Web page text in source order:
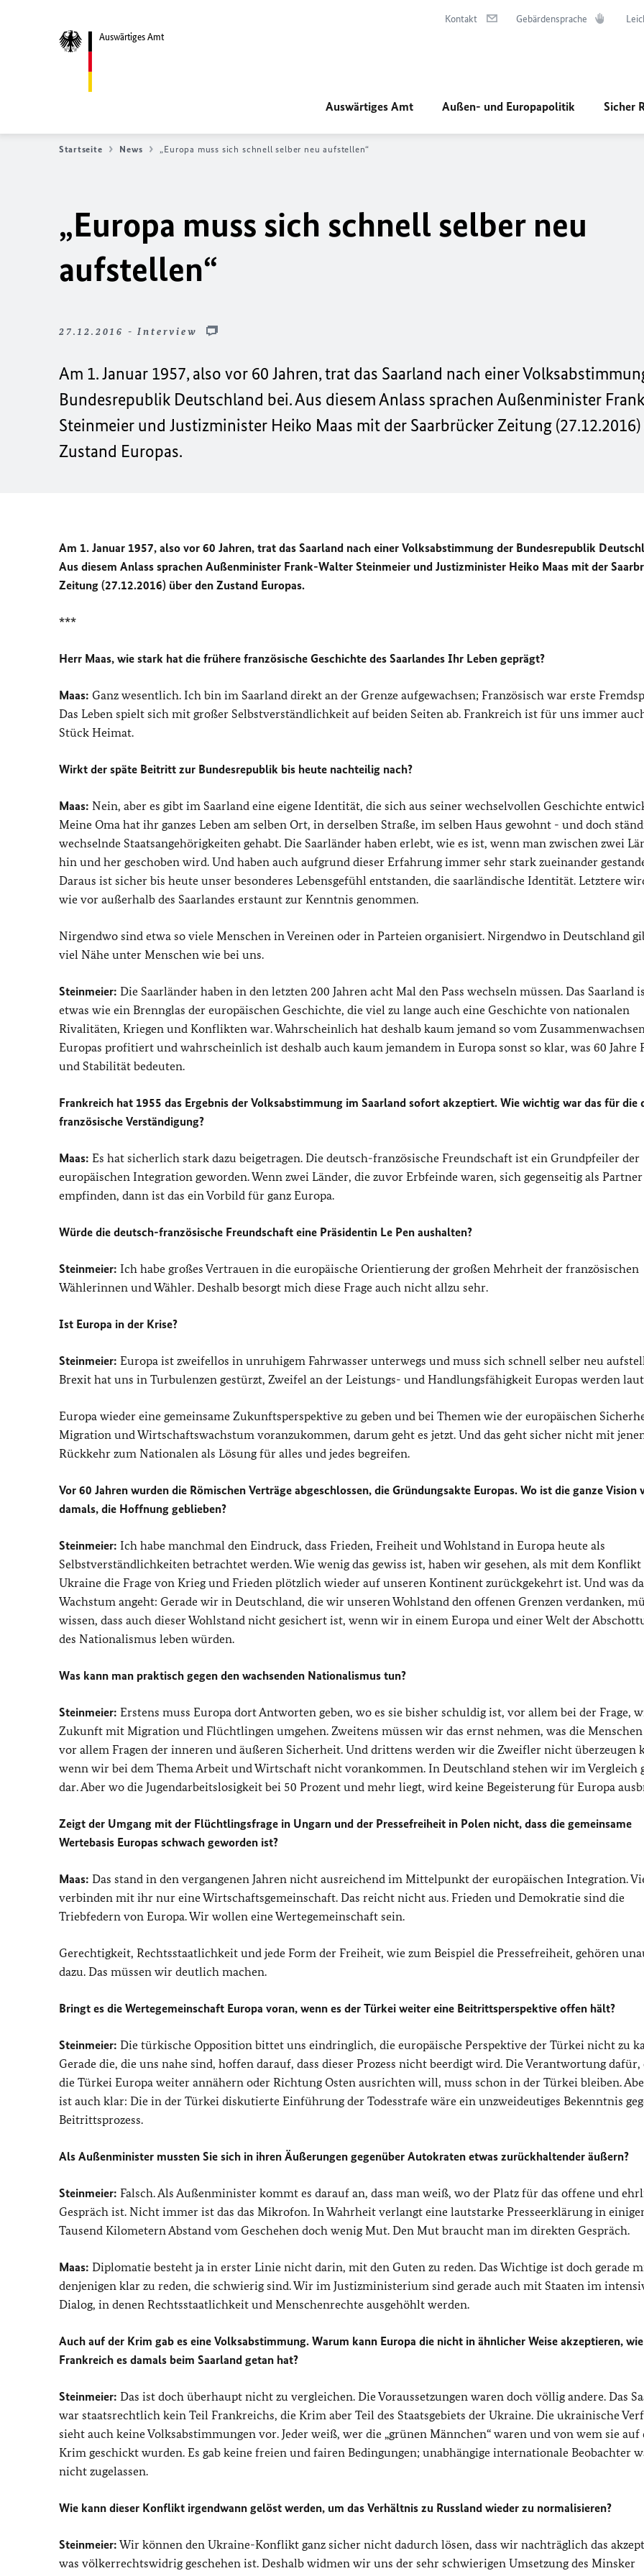
Auswärtiges Amt
Kontakt Gebärdensprache
Auswärtiges Amt Außen- und Europapolitik Sicher
Startseite News „Europa muss sich schnell selber neu aufstellen“
„Europa muss sich schnell selber neu
aufstellen“
27.12.2016 - Interview
Am 1. Januar 1957, also vor 60 Jahren, trat das Saarland nach einer
Bundesrepublik Deutschland bei. Aus diesem Anlass sprachen Außenminister
Steinmeier und Justizminister Heiko Maas mit der Saarbrücker Zeitung
Zustand Europas.
Am 1. Januar 1957, also vor 60 Jahren, trat das Saarland nach einer Volksabstimmung der Bundesrepublik
Aus diesem Anlass sprachen Außenminister Frank-Walter Steinmeier und Justizminister Heiko Maas mit der
Zeitung (27.12.2016) über den Zustand Europas.
***
Herr Maas, wie stark hat die frühere französische Geschichte des Saarlandes Ihr Leben geprägt?
Maas: Ganz wesentlich. Ich bin im Saarland direkt an der Grenze aufgewachsen; Französisch war erste
Das Leben spielt sich mit großer Selbstverständlichkeit auf beiden Seiten ab. Frankreich ist für uns immer
Stück Heimat.
Wirkt der späte Beitritt zur Bundesrepublik bis heute nachteilig nach?
Maas: Nein, aber es gibt im Saarland eine eigene Identität, die sich aus seiner wechselvollen Geschichte
Meine Oma hat ihr ganzes Leben am selben Ort, in derselben Straße, im selben Haus gewohnt - und doch
wechselnde Staatsangehörigkeiten gehabt. Die Saarländer haben erlebt, wie es ist, wenn man zwischen zwei
hin und her geschoben wird. Und haben auch aufgrund dieser Erfahrung immer sehr stark zueinander
Daraus ist sicher bis heute unser besonderes Lebensgefühl entstanden, die saarländische Identität. Letztere
wie vor außerhalb des Saarlandes erstaunt zur Kenntnis genommen.
Nirgendwo sind etwa so viele Menschen in Vereinen oder in Parteien organisiert. Nirgendwo in Deutschland
viel Nähe unter Menschen wie bei uns.
Steinmeier: Die Saarländer haben in den letzten 200 Jahren acht Mal den Pass wechseln müssen. Das Saarland
etwas wie ein Brennglas der europäischen Geschichte, die viel zu lange auch eine Geschichte von nationalen
Rivalitäten, Kriegen und Konflikten war. Wahrscheinlich hat deshalb kaum jemand so vom
Europas profitiert und wahrscheinlich ist deshalb auch kaum jemandem in Europa sonst so klar, was 60 Jahre
und Stabilität bedeuten.
Frankreich hat 1955 das Ergebnis der Volksabstimmung im Saarland sofort akzeptiert. Wie wichtig war das für die
französische Verständigung?
Maas: Es hat sicherlich stark dazu beigetragen. Die deutsch-französische Freundschaft ist ein Grundpfeiler der
europäischen Integration geworden. Wenn zwei Länder, die zuvor Erbfeinde waren, sich gegenseitig als Partner
empfinden, dann ist das ein Vorbild für ganz Europa.
Würde die deutsch-französische Freundschaft eine Präsidentin Le Pen aushalten?
Steinmeier: Ich habe großes Vertrauen in die europäische Orientierung der großen Mehrheit der französischen
Wählerinnen und Wähler. Deshalb besorgt mich diese Frage auch nicht allzu sehr.
Ist Europa in der Krise?
Steinmeier: Europa ist zweifellos in unruhigem Fahrwasser unterwegs und muss sich schnell selber neu
Brexit hat uns in Turbulenzen gestürzt, Zweifel an der Leistungs- und Handlungsfähigkeit Europas werden
Europa wieder eine gemeinsame Zukunftsperspektive zu geben und bei Themen wie der europäischen
Migration und Wirtschaftswachstum voranzukommen, darum geht es jetzt. Und das geht sicher nicht mit
Rückkehr zum Nationalen als Lösung für alles und jedes begreifen.
Vor 60 Jahren wurden die Römischen Verträge abgeschlossen, die Gründungsakte Europas. Wo ist die ganze Vision
damals, die Hoffnung geblieben?
Steinmeier: Ich habe manchmal den Eindruck, dass Frieden, Freiheit und Wohlstand in Europa heute als
Selbstverständlichkeiten betrachtet werden. Wie wenig das gewiss ist, haben wir gesehen, als mit dem
Ukraine die Frage von Krieg und Frieden plötzlich wieder auf unseren Kontinent zurückgekehrt ist. Und was
Wachstum angeht: Gerade wir in Deutschland, die wir unseren Wohlstand den offenen Grenzen verdanken,
wissen, dass auch dieser Wohlstand nicht gesichert ist, wenn wir in einem Europa und einer Welt der
des Nationalismus leben würden.
Was kann man praktisch gegen den wachsenden Nationalismus tun?
Steinmeier: Erstens muss Europa dort Antworten geben, wo es sie bisher schuldig ist, vor allem bei der Frage,
Zukunft mit Migration und Flüchtlingen umgehen. Zweitens müssen wir das ernst nehmen, was die Menschen
vor allem Fragen der inneren und äußeren Sicherheit. Und drittens werden wir die Zweifler nicht überzeugen
wenn wir bei dem Thema Arbeit und Wirtschaft nicht vorankommen. In Deutschland stehen wir im Vergleich
dar. Aber wo die Jugendarbeitslosigkeit bei 50 Prozent und mehr liegt, wird keine Begeisterung für Europa
Zeigt der Umgang mit der Flüchtlingsfrage in Ungarn und der Pressefreiheit in Polen nicht, dass die gemeinsame
Wertebasis Europas schwach geworden ist?
Maas: Das stand in den vergangenen Jahren nicht ausreichend im Mittelpunkt der europäischen Integration.
verbinden mit ihr nur eine Wirtschaftsgemeinschaft. Das reicht nicht aus. Frieden und Demokratie sind die
Triebfedern von Europa. Wir wollen eine Wertegemeinschaft sein.
Gerechtigkeit, Rechtsstaatlichkeit und jede Form der Freiheit, wie zum Beispiel die Pressefreiheit, gehören
dazu. Das müssen wir deutlich machen.
Bringt es die Wertegemeinschaft Europa voran, wenn es der Türkei weiter eine Beitrittsperspektive offen hält?
Steinmeier: Die türkische Opposition bittet uns eindringlich, die europäische Perspektive der Türkei nicht zu
Gerade die, die uns nahe sind, hoffen darauf, dass dieser Prozess nicht beerdigt wird. Die Verantwortung dafür,
die Türkei Europa weiter annähern oder Richtung Osten ausrichten will, muss schon in der Türkei bleiben.
ist auch klar: Die in der Türkei diskutierte Einführung der Todesstrafe wäre ein unzweideutiges Bekenntnis
Beitrittsprozess.
Als Außenminister mussten Sie sich in ihren Äußerungen gegenüber Autokraten etwas zurückhaltender äußern?
Steinmeier: Falsch. Als Außenminister kommt es darauf an, dass man weiß, wo der Platz für das offene und
Gespräch ist. Nicht immer ist das das Mikrofon. In Wahrheit verlangt eine lautstarke Presseerklärung in
Tausend Kilometern Abstand vom Geschehen doch wenig Mut. Den Mut braucht man im direkten Gespräch.
Maas: Diplomatie besteht ja in erster Linie nicht darin, mit den Guten zu reden. Das Wichtige ist doch gerade
denjenigen klar zu reden, die schwierig sind. Wir im Justizministerium sind gerade auch mit Staaten im
Dialog, in denen Rechtsstaatlichkeit und Menschenrechte ausgehöhlt werden.
Auch auf der Krim gab es eine Volksabstimmung. Warum kann Europa die nicht in ähnlicher Weise akzeptieren, wie
Frankreich es damals beim Saarland getan hat?
Steinmeier: Das ist doch überhaupt nicht zu vergleichen. Die Voraussetzungen waren doch völlig andere. Das
war staatsrechtlich kein Teil Frankreichs, die Krim aber Teil des Staatsgebiets der Ukraine. Die ukrainische
sieht auch keine Volksabstimmungen vor. Jeder weiß, wer die „grünen Männchen“ waren und von wem sie auf
Krim geschickt wurden. Es gab keine freien und fairen Bedingungen; unabhängige internationale Beobachter
nicht zugelassen.
Wie kann dieser Konflikt irgendwann gelöst werden, um das Verhältnis zu Russland wieder zu normalisieren?
Steinmeier: Wir können den Ukraine-Konflikt ganz sicher nicht dadurch lösen, dass wir nachträglich das
was völkerrechtswidrig geschehen ist. Deshalb widmen wir uns der sehr schwierigen Umsetzung des Minsker